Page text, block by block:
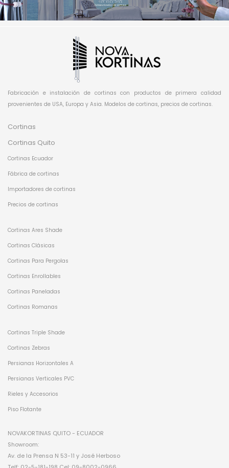
Fabricación e instalación de cortinas con productos de primera calidad
provenientes de USA, Europa y Asia. Modelos de cortinas, precios de cortinas.
Cortinas
Cortinas Quito
Cortinas Ecuador
Fábrica de cortinas
Importadores de cortinas
Precios de cortinas
Cortinas Ares Shade
Cortinas Clásicas
Cortinas Para Pergolas
Cortinas Enrollables
Cortinas Paneladas
Cortinas Romanas
Cortinas Triple Shade
Cortinas Zebras
Persianas Horizontales A
Persianas Verticales PVC
Rieles y Accesorios
Piso Flotante
NOVAKORTINAS QUITO - ECUADOR
Showroom:
Av. de la Prensa N 53-11 y José Herboso